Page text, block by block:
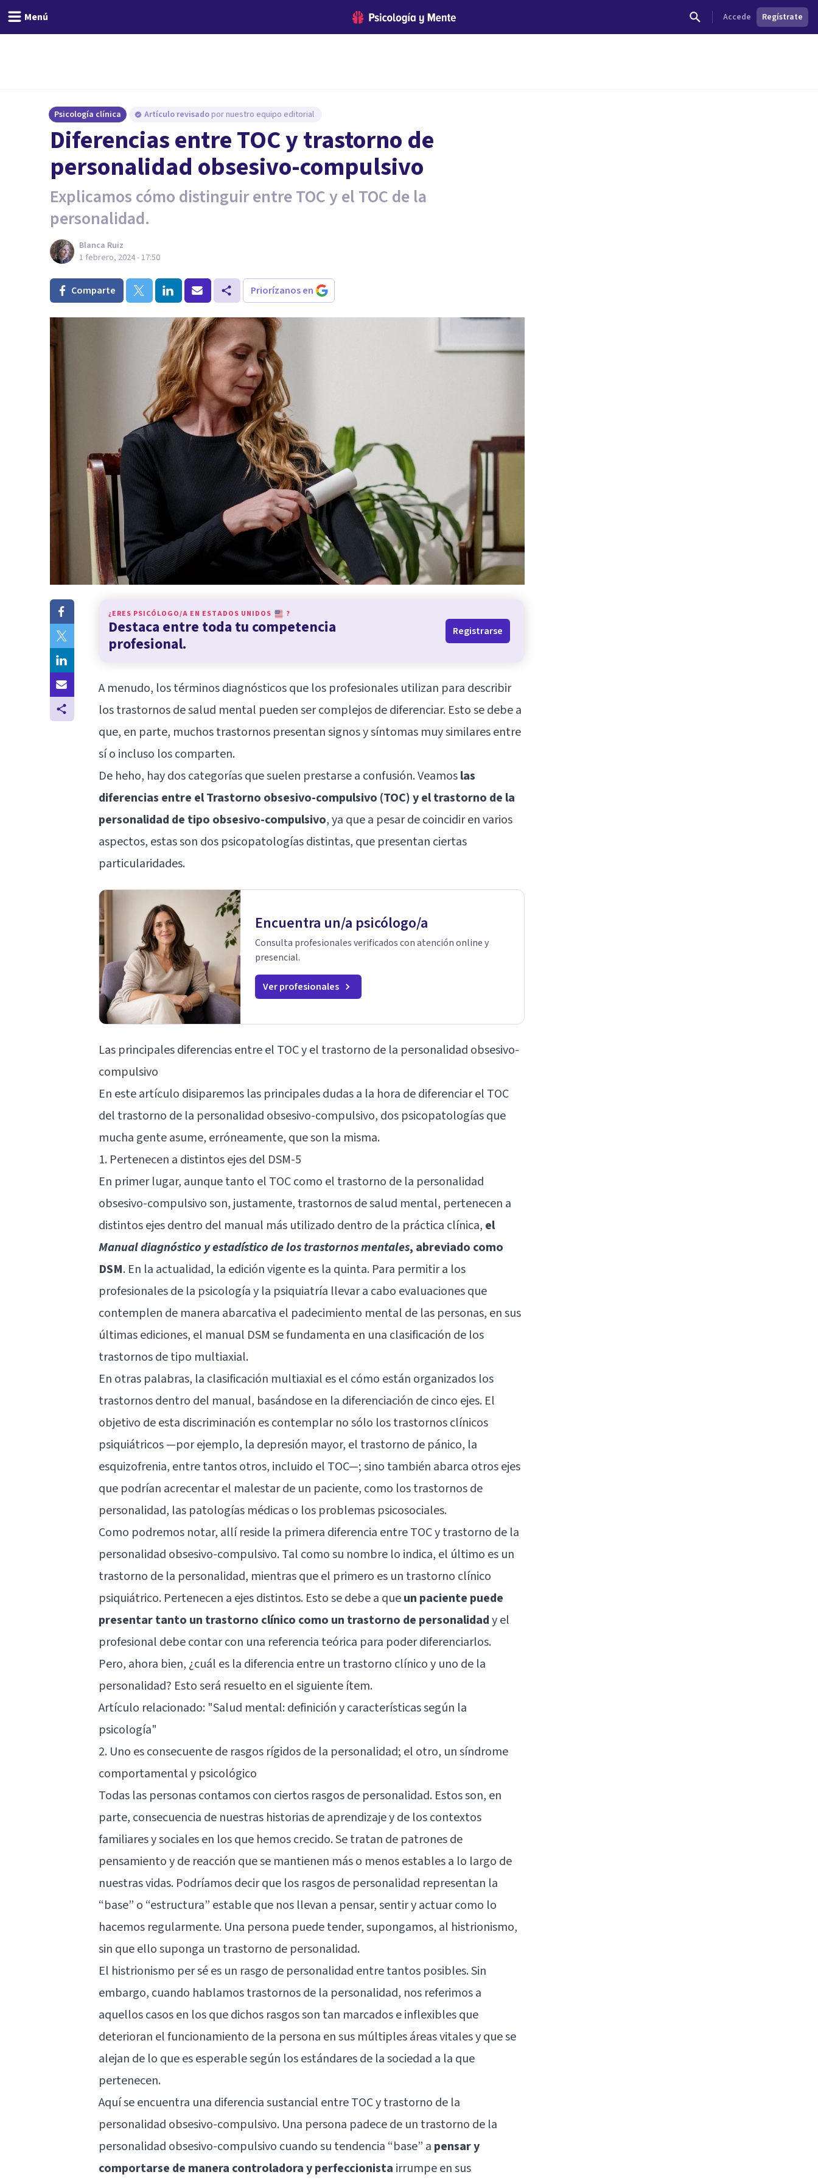
Menú Accede Regístrate
Psicología clínica Artículo revisado por nuestro equipo editorial
Diferencias entre TOC y trastorno de
personalidad obsesivo-compulsivo
Explicamos cómo distinguir entre TOC y el TOC de la
personalidad.
Blanca Ruiz
1 febrero, 2024 - 17:50
Comparte Priorízanos en
¿ERES PSICÓLOGO/A EN ESTADOS UNIDOS ?
Destaca entre toda tu competencia
profesional.
Registrarse
A menudo, los términos diagnósticos que los profesionales utilizan para describir
los trastornos de salud mental pueden ser complejos de diferenciar. Esto se debe a
que, en parte, muchos trastornos presentan signos y síntomas muy similares entre
sí o incluso los comparten.
De heho, hay dos categorías que suelen prestarse a confusión. Veamoslas
diferencias entre elTrastorno obsesivo-compulsivo (TOC) y eltrastorno de la
personalidad de tipo obsesivo-compulsivo, ya que a pesar de coincidir en varios
aspectos, estas son dos psicopatologías distintas, que presentan ciertas
particularidades.
Encuentra un/a psicólogo/a
Consulta profesionales verificados con atención online y
presencial.
Ver profesionales
Las principales diferencias entre el TOC y el trastorno de la personalidad obsesivo-
compulsivo
En este artículo disiparemos las principales dudas a la hora de diferenciar el TOC
del trastorno de la personalidad obsesivo-compulsivo, dos psicopatologías que
mucha gente asume, erróneamente, que son la misma.
1. Pertenecen a distintos ejes del DSM-5
En primer lugar, aunque tanto el TOC como el trastorno de la personalidad
obsesivo-compulsivo son, justamente, trastornos de salud mental, pertenecen a
distintos ejes dentro del manual más utilizado dentro de la práctica clínica, el
Manual diagnóstico y estadístico de los trastornos mentales, abreviado como
DSM. En la actualidad, la edición vigente es la quinta. Para permitir a los
profesionales de la psicología y la psiquiatría llevar a cabo evaluaciones que
contemplen de manera abarcativa el padecimiento mental de las personas, en sus
últimas ediciones, el manual DSM se fundamenta en una clasificación de los
trastornos de tipo multiaxial.
En otras palabras, la clasificación multiaxial es el cómo están organizados los
trastornos dentro del manual, basándose en la diferenciación de cinco ejes. El
objetivo de esta discriminación es contemplar no sólo los trastornos clínicos
psiquiátricos —por ejemplo, la depresión mayor, el trastorno de pánico, la
esquizofrenia, entre tantos otros, incluido el TOC—; sino también abarca otros ejes
que podrían acrecentar el malestar de un paciente, como los trastornos de
personalidad, las patologías médicas o los problemas psicosociales.
Como podremos notar, allí reside la primera diferencia entre TOC y trastorno de la
personalidad obsesivo-compulsivo. Tal como su nombre lo indica, el último es un
trastorno de la personalidad, mientras que el primero es un trastorno clínico
psiquiátrico. Pertenecen a ejes distintos. Esto se debe a queun paciente puede
presentar tanto un trastorno clínico como un trastorno de personalidady el
profesional debe contar con una referencia teórica para poder diferenciarlos.
Pero, ahora bien, ¿cuál es la diferencia entre un trastorno clínico y uno de la
personalidad? Esto será resuelto en el siguiente ítem.
Artículo relacionado: "Salud mental: definición y características según la
psicología"
2. Uno es consecuente de rasgos rígidos de la personalidad; el otro, un síndrome
comportamental y psicológico
Todas las personas contamos con ciertos rasgos de personalidad. Estos son, en
parte, consecuencia de nuestras historias de aprendizaje y de los contextos
familiares y sociales en los que hemos crecido. Se tratan de patrones de
pensamiento y de reacción que se mantienen más o menos estables a lo largo de
nuestras vidas. Podríamos decir que los rasgos de personalidad representan la
“base” o “estructura” estable que nos llevan a pensar, sentir y actuar como lo
hacemos regularmente. Una persona puede tender, supongamos, al histrionismo,
sin que ello suponga un trastorno de personalidad.
El histrionismo per sé es un rasgo de personalidad entre tantos posibles. Sin
embargo, cuando hablamos trastornos de la personalidad, nos referimos a
aquellos casos en los que dichos rasgos son tan marcados e inflexibles que
deterioran el funcionamiento de la persona en sus múltiples áreas vitales y que se
alejan de lo que es esperable según los estándares de la sociedad a la que
pertenecen.
Aquí se encuentra una diferencia sustancial entre TOC y trastorno de la
personalidad obsesivo-compulsivo. Una persona padece de un trastorno de la
personalidad obsesivo-compulsivo cuando su tendencia “base” a pensar y
comportarse de manera controladora y perfeccionista irrumpe en sus